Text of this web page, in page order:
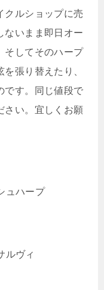
クルショップに売
ないまま即日オー
そしてそのハープ
張り替えたり、
です。同じ値段で
さい。宜しくお願
ュハープ
ルヴィ